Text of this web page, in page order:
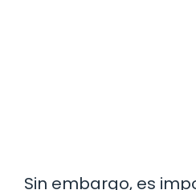
Sin embargo, es